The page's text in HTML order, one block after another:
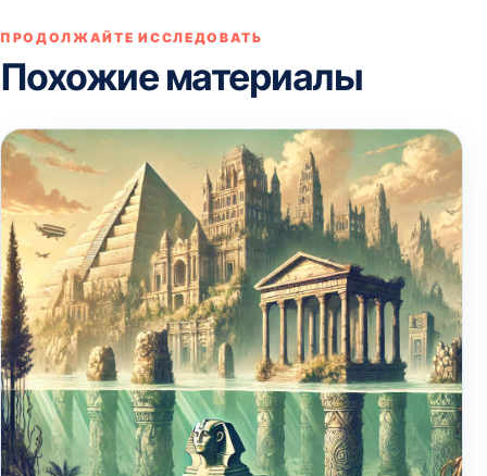
ПРОДОЛЖАЙТЕ ИССЛЕДОВАТЬ
Похожие материалы